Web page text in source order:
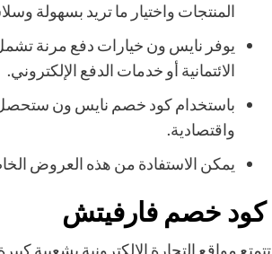
المنتجات واختيار ما تريد بسهولة
يوفر نايس ون خيارات دفع مرنة تشمل
الائتمانية أو خدمات الدفع الإلكتروني.
باستخدام كود خصم نايس ون ستحصل
واقتصادية.
يمكن الاستفادة من هذه العروض
كود خصم فارفيتش
تتمتع مواقع التجارة الإلكترونية